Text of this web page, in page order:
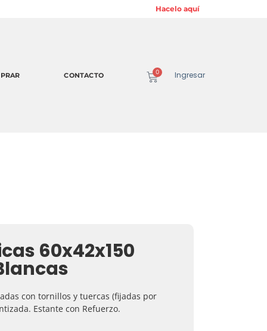
Hacelo aquí
CONTACTO 0 Ingresar
60x42x150
con tornillos y tuercas (fijadas por
Estante con Refuerzo.